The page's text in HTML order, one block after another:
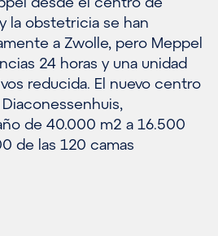
la obstetricia se han
a Zwolle, pero Meppel
24 horas y una unidad
reducida. El nuevo centro
de 40.000 m2 a 16.500
de las 120 camas